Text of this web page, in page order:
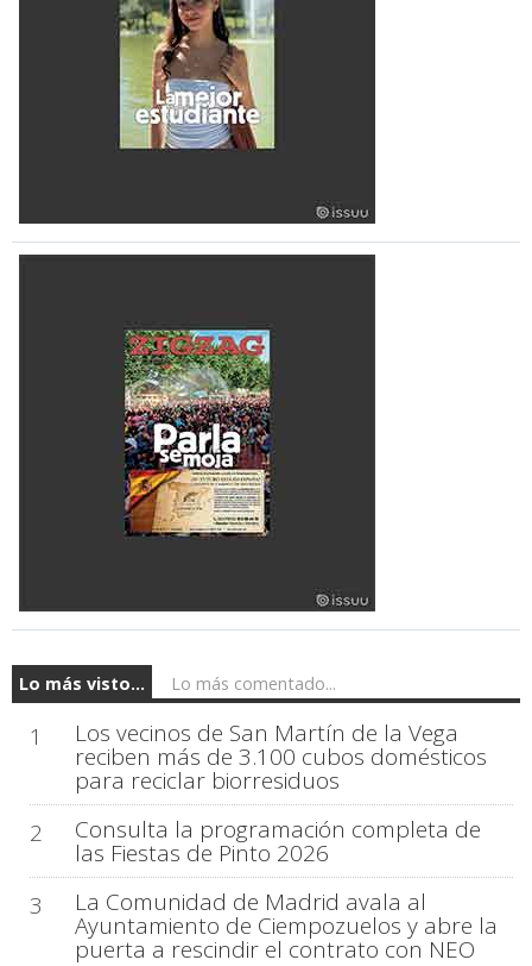
Lo más visto... Lo más comentado...
1 Los vecinos de San Martín de la Vega
reciben más de 3.100 cubos domésticos
para reciclar biorresiduos
2
Consulta la programación completa de
las Fiestas de Pinto 2026
3
La Comunidad de Madrid avala al
Ayuntamiento de Ciempozuelos y abre la
puerta a rescindir el contrato con NEO